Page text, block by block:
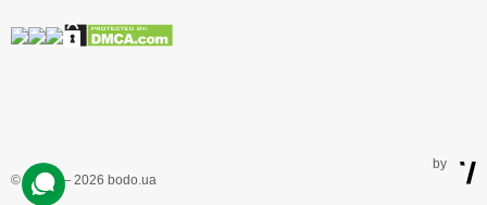
© 2009 — 2026 bodo.ua
by